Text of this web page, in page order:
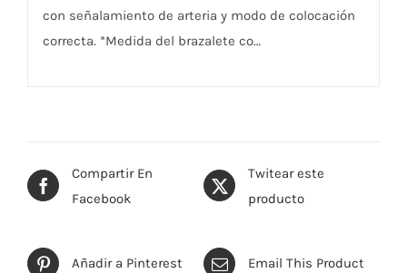
con señalamiento de arteria y modo de colocación
correcta. *Medida del brazalete co…
Compartir En
Facebook
Twitear este
producto
Añadir a Pinterest Email This Product